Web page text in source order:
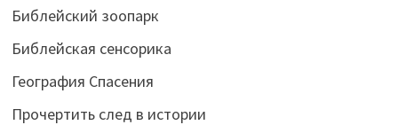
Библейский зоопарк
Библейская сенсорика
География Спасения
Прочертить след в истории